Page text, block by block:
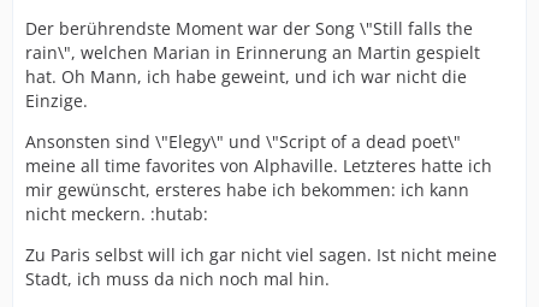
Der berührendste Moment war der Song \"Still falls the
rain\", welchen Marian in Erinnerung an Martin gespielt
hat. Oh Mann, ich habe geweint, und ich war nicht die
Einzige.
Ansonsten sind \"Elegy\" und \"Script of a dead poet\"
meine all time favorites von Alphaville. Letzteres hatte ich
mir gewünscht, ersteres habe ich bekommen: ich kann
nicht meckern. :hutab:
Zu Paris selbst will ich gar nicht viel sagen. Ist nicht meine
Stadt, ich muss da nich noch mal hin.